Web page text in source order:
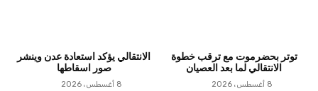
توتر بحضرموت مع ترقب خطوة
الانتقالي لما بعد العصيان
8 أغسطس، 2026
الانتقالي يؤكد استعادة عدن وينشر
صور اسقاطها
8 أغسطس، 2026